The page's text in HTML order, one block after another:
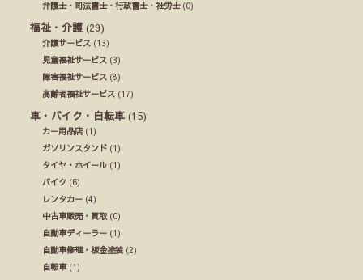
弁護士・司法書士・行政書士・社労士(0)
福祉・介護(29)
介護サービス (13)
児童福祉サービス (3)
障害福祉サービス (8)
高齢者福祉サービス (17)
車・バイク・自転車 (15)
カー用品店 (1)
ガソリンスタンド (1)
タイヤ・ホイール (1)
バイク (6)
レンタカー (4)
中古車販売・買取 (0)
自動車ディーラー (1)
自動車修理・板金塗装 (2)
自転車(1)